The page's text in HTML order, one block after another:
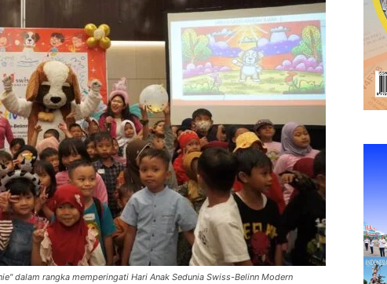
dalam rangka memperingati Hari Anak Sedunia Swiss-Belinn Modern